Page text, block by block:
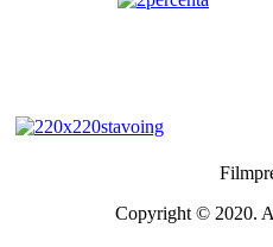
Copyright © 2020.